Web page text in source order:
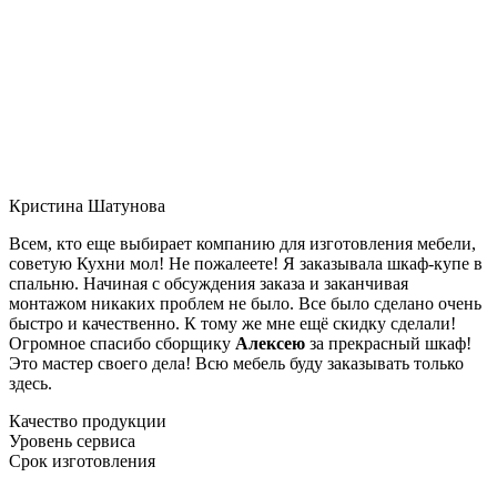
Кристина Шатунова
Всем, кто еще выбирает компанию для изготовления мебели,
советую Кухни мол! Не пожалеете! Я заказывала шкаф-купе в
спальню. Начиная с обсуждения заказа и заканчивая
монтажом никаких проблем не было. Все было сделано очень
быстро и качественно. К тому же мне ещё скидку сделали!
Огромное спасибо сборщику Алексею за прекрасный шкаф!
Это мастер своего дела! Всю мебель буду заказывать только
здесь.
Качество продукции
Уровень сервиса
Срок изготовления